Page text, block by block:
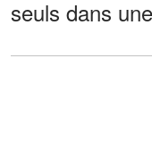
seuls dans